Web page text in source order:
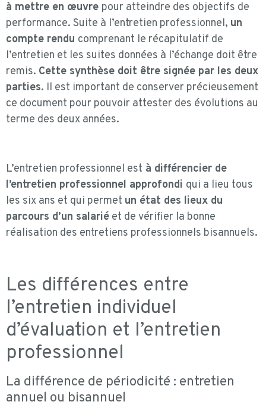
à mettre en œuvre pour atteindre des objectifs de
performance. Suite à l’entretien professionnel, un
compte rendu comprenant le récapitulatif de
l’entretien et les suites données à l’échange doit être
remis. Cette synthèse doit être signée par les deux
parties. Il est important de conserver précieusement
ce document pour pouvoir attester des évolutions au
terme des deux années.
L’entretien professionnel est à différencier de
l’entretien professionnel approfondi qui a lieu tous
les six ans et qui permet un état des lieux du
parcours d’un salarié et de vérifier la bonne
réalisation des entretiens professionnels bisannuels.
Les différences entre
l’entretien individuel
d’évaluation et l’entretien
professionnel
La différence de périodicité : entretien
annuel ou bisannuel